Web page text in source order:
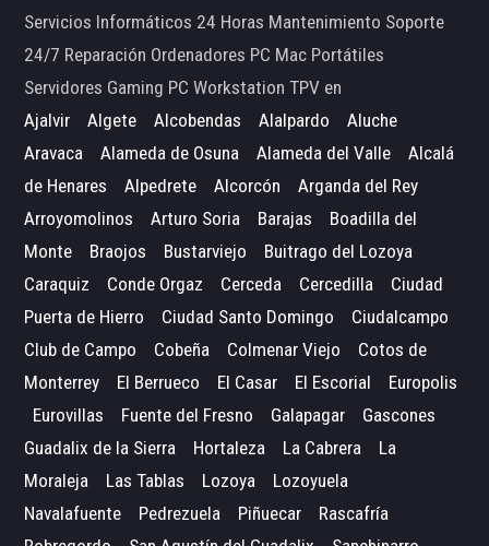
Servicios Informáticos 24 Horas Mantenimiento Soporte
24/7 Reparación Ordenadores PC Mac Portátiles
Servidores Gaming PC Workstation TPV en
Ajalvir
Algete Alcobendas Alalpardo
Aluche
Aravaca
Alameda de Osuna Alameda del Valle
Alcalá
de Henares
Alpedrete Alcorcón
Arganda del Rey
Arroyomolinos
Arturo Soria Barajas
Boadilla del
Monte
Braojos Bustarviejo
Buitrago del Lozoya
Caraquiz
Conde Orgaz Cerceda Cercedilla
Ciudad
Puerta de Hierro
Ciudad Santo Domingo
Ciudalcampo
Club de Campo
Cobeña Colmenar Viejo
Cotos de
Monterrey
El Berrueco El Casar El Escorial
Europolis
Eurovillas
Fuente del Fresno Galapagar
Gascones
Guadalix de la Sierra
Hortaleza La Cabrera
La
Moraleja
Las Tablas Lozoya
Lozoyuela
Navalafuente
Pedrezuela Piñuecar
Rascafría